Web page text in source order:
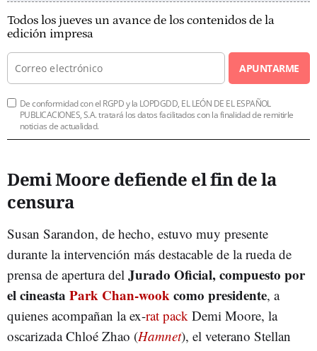
Todos los jueves un avance de los contenidos de la
edición impresa
APUNTARME
De conformidad con el RGPD y la LOPDGDD, EL LEÓN DE EL ESPAÑOL
PUBLICACIONES, S.A. tratará los datos facilitados con la finalidad de remitirle
noticias de actualidad.
Demi Moore defiende el fin de la
censura
Susan Sarandon, de hecho, estuvo muy presente
durante la intervención más destacable de la rueda de
prensa de apertura del Jurado Oficial, compuesto por
el cineasta Park Chan-wookcomo presidente, a
quienes acompañan la ex-rat pack Demi Moore, la
oscarizada Chloé Zhao (Hamnet), el veterano Stellan